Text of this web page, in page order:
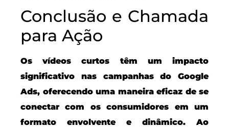
Conclusão e Chamada
para Ação
Os vídeos curtos têm um impacto
significativo nas campanhas do Google
Ads, oferecendo uma maneira eficaz de se
conectar com os consumidores em um
formato envolvente e dinâmico. Ao